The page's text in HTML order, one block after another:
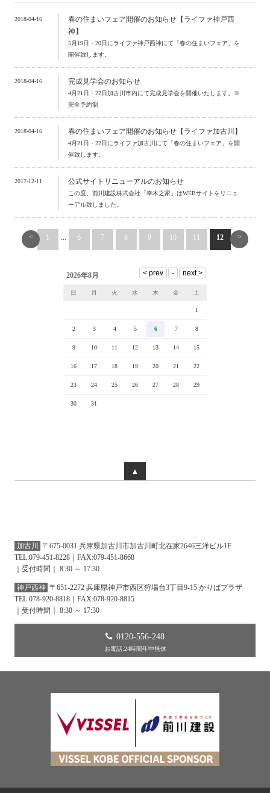
2018-04-16
春の住まいフェア開催のお知らせ【ライファ神戸西
神】
5月19日・20日にライファ神戸西神にて「春の住まいフェア」を
開催致します。
2018-04-16 完成見学会のお知らせ
4月21日・22日加古川市内にて完成見学会を開催いたします。※
完全予約制
2018-04-16 春の住まいフェア開催のお知らせ【ライファ加古川】
4月21日・22日にライファ加古川にて「春の住まいフェア」を開
催致します。
2017-12-11 公式サイトリニューアルのお知らせ
この度、前川建設株式会社「幸木之家」はWEBサイトをリニュ
ーアル致しました。
< 1 ... 6 7 8 9 10 11 12 >
2026年8月
日 月 火 水 木 金 土
1
2 3 4 5 6 7 8
9 10 11 12 13 14 15
16 17 18 19 20 21 22
23 24 25 26 27 28 29
30 31
▲
加古川
〒675-0031 兵庫県加古川市加古川町北在家2646三洋ビル1F
TEL:079-451-8228｜FAX:079-451-8668
｜受付時間｜ 8:30 ～ 17:30
神戸西神 〒651-2272 兵庫県神戸市西区狩場台3丁目9-15 かりばプラザ
TEL:078-920-8818｜FAX:078-920-8815
｜受付時間｜ 8:30 ～ 17:30
0120-556-248
お電話:24時間年中無休